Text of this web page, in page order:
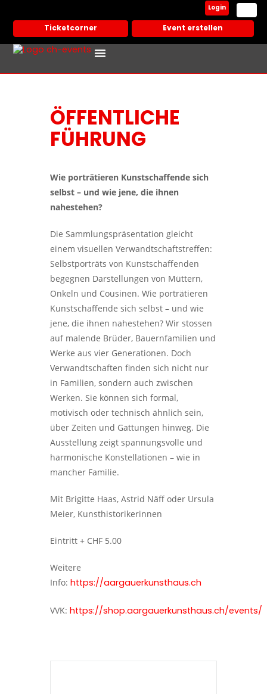
Ticketcorner Event erstellen
Login
ÖFFENTLICHE
FÜHRUNG
Wie porträtieren Kunstschaffende sich
selbst – und wie jene, die ihnen
nahestehen?
Die Sammlungspräsentation gleicht
einem visuellen Verwandtschaftstreffen:
Selbstporträts von Kunstschaffenden
begegnen Darstellungen von Müttern,
Onkeln und Cousinen. Wie porträtieren
Kunstschaffende sich selbst – und wie
jene, die ihnen nahestehen? Wir stossen
auf malende Brüder, Bauernfamilien und
Werke aus vier Generationen. Doch
Verwandtschaften finden sich nicht nur
in Familien, sondern auch zwischen
Werken. Sie können sich formal,
motivisch oder technisch ähnlich sein,
über Zeiten und Gattungen hinweg. Die
Ausstellung zeigt spannungsvolle und
harmonische Konstellationen – wie in
mancher Familie.
Mit Brigitte Haas, Astrid Näff oder Ursula
Meier, Kunsthistorikerinnen
Eintritt + CHF 5.00
Weitere
Info: https://aargauerkunsthaus.ch
VVK: https://shop.aargauerkunsthaus.ch/events/